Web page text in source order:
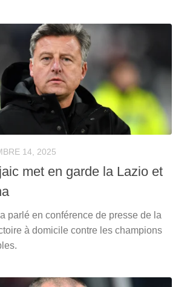
14, 2025
met en garde la Lazio et
parlé en conférence de presse de la
à domicile contre les champions